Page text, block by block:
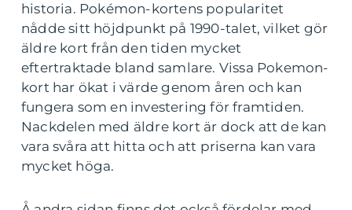
historia. Pokémon-kortens popularitet
nådde sitt höjdpunkt på 1990-talet, vilket gör
äldre kort från den tiden mycket
eftertraktade bland samlare. Vissa Pokemon-
kort har ökat i värde genom åren och kan
fungera som en investering för framtiden.
Nackdelen med äldre kort är dock att de kan
vara svåra att hitta och att priserna kan vara
mycket höga.